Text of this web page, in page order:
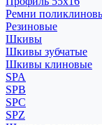
Ремни
Резиновые
Шкивы
Шкивы зубчатые
Шкивы клиновые
SPA
SPB
SPC
SPZ